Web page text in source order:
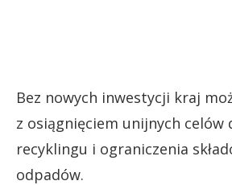
Bez nowych inwestycji kraj
z osiągnięciem unijnych celów
recyklingu i ograniczenia
odpadów.